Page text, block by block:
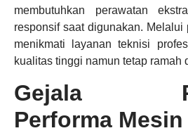
membutuhkan perawatan
responsif saat digunakan. Melalui
menikmati layanan teknisi
kualitas tinggi namun tetap ramah
Gejala
Performa